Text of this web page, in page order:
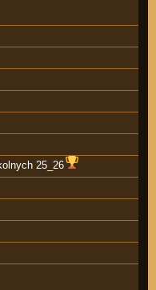
25_26